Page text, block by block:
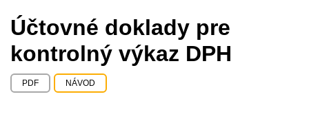
Účtovné doklady pre
kontrolný výkaz DPH
PDF NÁVOD